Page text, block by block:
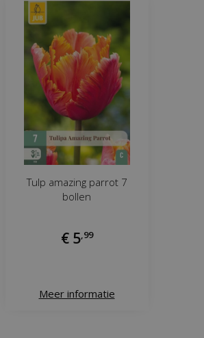
Tulp amazing parrot 7
bollen
€ 5 99
Meer informatie